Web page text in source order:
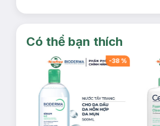
Có thể bạn thích
-38%